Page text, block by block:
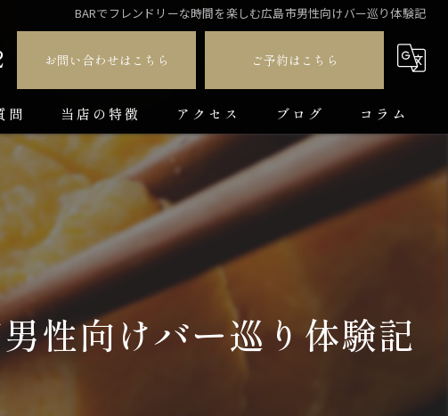
BARでフレンドリーな時間を楽しむ広島市男性向けバー巡り体験記
お問い合わせはこちら ご予約はこちら
問 当店の特徴
ダイニングバー
貸切
カラオケ
飲み放題
コース
アクセス ブログ コラム
性向けバー巡り体験記